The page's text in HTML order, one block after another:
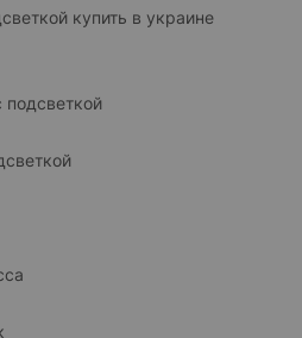
купить в украине
подсветкой